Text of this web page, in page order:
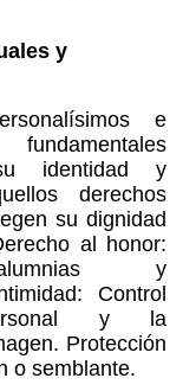
y
e
identidad y
derechos
su dignidad
al honor:
y
Control
y la
Protección
o semblante.